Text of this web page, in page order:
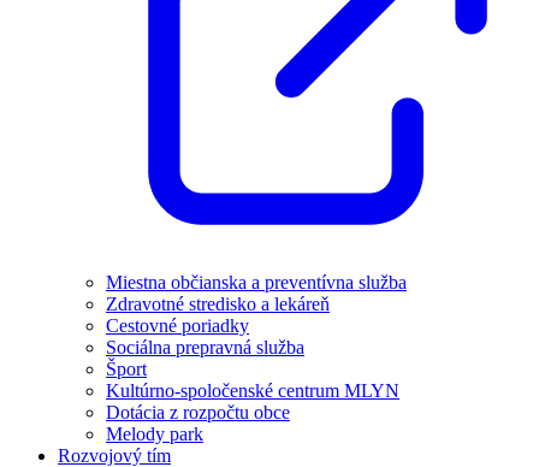
Miestna občianska a preventívna služba
Zdravotné stredisko a lekáreň
Cestovné poriadky
Sociálna prepravná služba
Šport
Kultúrno-spoločenské centrum MLYN
Dotácia z rozpočtu obce
Melody park
Rozvojový tím